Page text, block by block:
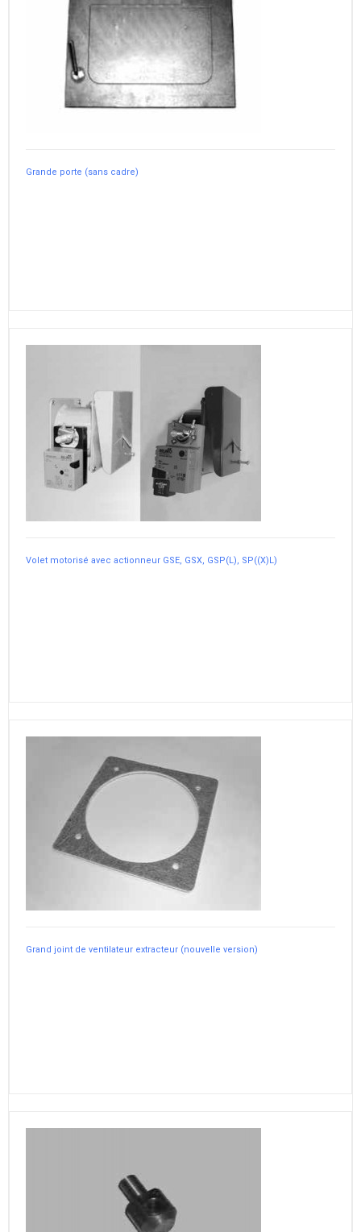
Grande porte (sans cadre)
Volet motorisé avec actionneur GSE, GSX, GSP(L), SP((X)L)
Grand joint de ventilateur extracteur (nouvelle version)